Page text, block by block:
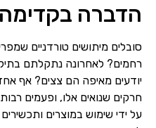
הדברה בקדימה
סובלים מיתושים טורדניים
רחמים? לאחרונה נתקלתם
יודעים מאיפה הם צצים? אף
חרקים שנואים אלו, ופעמים
על ידי שימוש במוצרים